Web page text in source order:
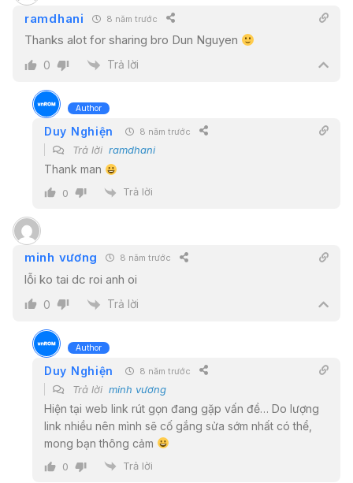
ramdhani 8 năm trước
Thanks alot for sharing bro Dun Nguyen
0 Trả lời
Author
Duy Nghiện 8 năm trước
Trả lời ramdhani
Thank man
0 Trả lời
minh vương 8 năm trước
lỗi ko tai dc roi anh oi
0 Trả lời
Author
Duy Nghiện 8 năm trước
Trả lời minh vương
Hiện tại web link rút gọn đang gặp vấn đề… Do lượng
link nhiều nên mình sẽ cố gắng sửa sớm nhất có thể,
mong bạn thông cảm
0 Trả lời